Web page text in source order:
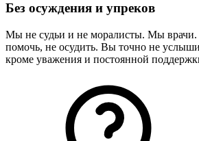
Без осуждения и упреков
Мы не судьи и не моралисты. Мы
помочь, не осудить. Вы точно не
кроме уважения и постоянной